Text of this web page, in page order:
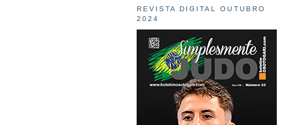
REVISTA DIGITAL OUTUBRO
2024